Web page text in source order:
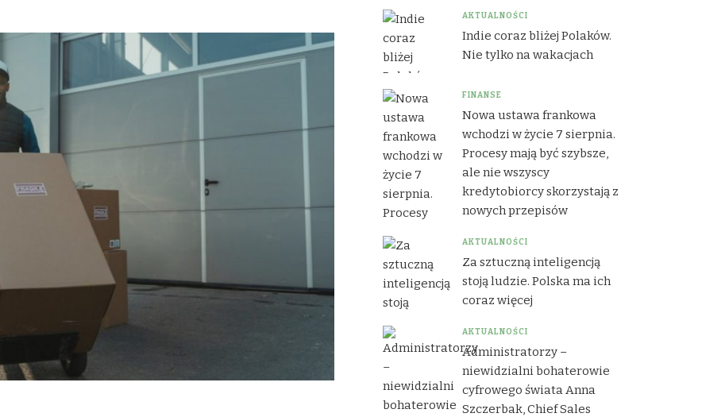
AKTUALNOŚCI
Indie coraz bliżej Polaków.
Nie tylko na wakacjach
FINANSE
Nowa ustawa frankowa
wchodzi w życie 7 sierpnia.
Procesy mają być szybsze,
ale nie wszyscy
kredytobiorcy skorzystają z
nowych przepisów
AKTUALNOŚCI
Za sztuczną inteligencją
stoją ludzie. Polska ma ich
coraz więcej
AKTUALNOŚCI
Administratorzy –
niewidzialni bohaterowie
cyfrowego świata Anna
Szczerbak, Chief Sales